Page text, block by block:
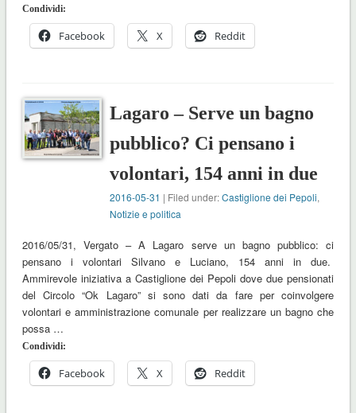
Condividi:
Facebook X Reddit
Lagaro – Serve un bagno
pubblico? Ci pensano i
volontari, 154 anni in due
2016-05-31 | Filed under:Castiglione dei Pepoli,
Notizie e politica
2016/05/31, Vergato – A Lagaro serve un bagno pubblico: ci
pensano i volontari Silvano e Luciano, 154 anni in due.
Ammirevole iniziativa a Castiglione dei Pepoli dove due pensionati
del Circolo “Ok Lagaro” si sono dati da fare per coinvolgere
volontari e amministrazione comunale per realizzare un bagno che
possa …
Condividi:
Facebook X Reddit